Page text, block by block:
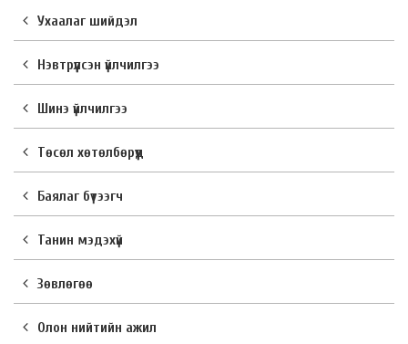
Ухаалаг шийдэл
Нэвтрүүлсэн үйлчилгээ
Шинэ үйлчилгээ
Төсөл хөтөлбөрүүд
Баялаг бүтээгч
Танин мэдэхүй
Зөвлөгөө
Олон нийтийн ажил